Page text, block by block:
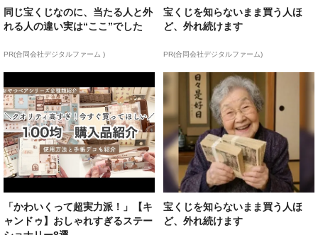
同じ宝くじなのに、当たる人と外
れる人の違い実は“ここ”でした
PR(合同会社デジタルファーム )
宝くじを知らないまま買う人ほ
ど、外れ続けます
PR(合同会社デジタルファーム)
「かわいくって超実力派！」【キ
ャンドゥ】おしゃれすぎるステー
宝くじを知らないまま買う人ほ
ど、外れ続けます